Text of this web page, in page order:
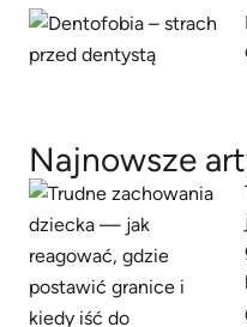
Najnowsze